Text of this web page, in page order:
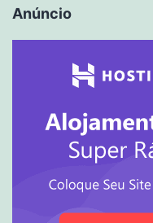
Anúncio